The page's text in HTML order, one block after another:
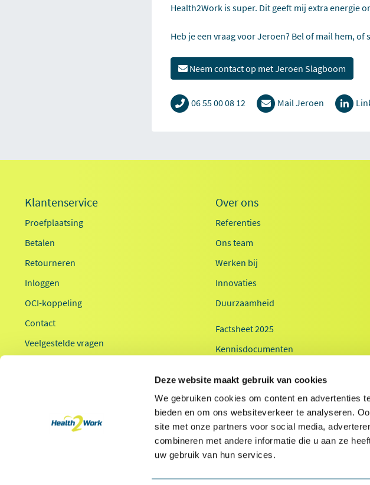
Deze website maakt gebruik van cookies
We gebruiken cookies om content en advertenties
bieden en om ons websiteverkeer te analyseren.
site met onze partners voor social media,
combineren met andere informatie die u aan ze
uw gebruik van hun services.
Health2Work is super. Dit geeft mij extra energie
Heb je een vraag voor Jeroen? Bel of mail hem,
Neem contact op met Jeroen Slagboom
06 55 00 08 12 Mail Jeroen
Klantenservice
Proefplaatsing
Betalen
Retourneren
Inloggen
OCI-koppeling
Contact
Veelgestelde vragen
* Van toepassing op hoofdvestiging Health2Work B.V.
Over ons
Referenties
Ons team
Werken bij
Innovaties
Duurzaamheid
Factsheet 2025
Kennisdocumenten